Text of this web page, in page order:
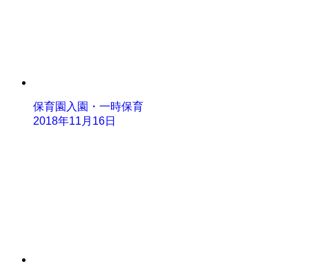
保育園入園・一時保育
2018年11月16日